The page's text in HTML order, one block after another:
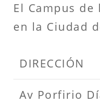
El Campus de
en la Ciudad
DIRECCIÓN
Av Porfirio